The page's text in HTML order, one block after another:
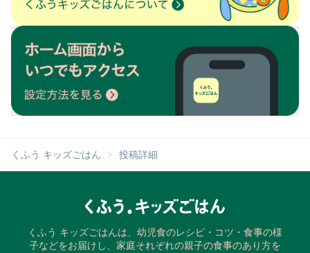
くふう キッズごはん 投稿詳細
くふう キッズごはんは、幼児食のレシピ・コツ・食事の様
子などをお届けし、家庭それぞれの親子の食事のあり方を